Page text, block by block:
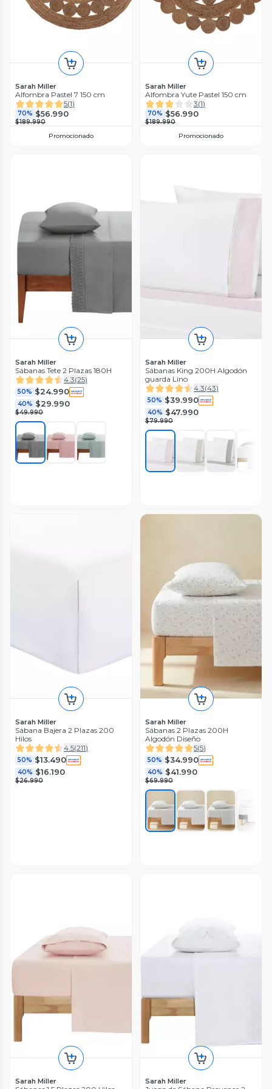
Sarah Miller
Alfombra Pastel 7 150 cm
5(1)
70% $56.990
$189.990
Promocionado
Sarah Miller
Alfombra Yute Pastel 150 cm
3(1)
70% $56.990
$189.990
Promocionado
Sarah Miller
Sábanas Tete 2 Plazas 180H
4.3(25)
50% $24.990
40% $29.990
$49.990
Sarah Miller
Sábanas King 200H Algodón
guarda Lino
4.3(43)
50% $39.990
40% $47.990
$79.990
Sarah Miller
Sábana Bajera 2 Plazas 200
Hilos
4.5(211)
50% $13.490
40% $16.190
$26.990
Sarah Miller
Sábanas 2 Plazas 200H
Algodón Diseño
5(5)
50% $34.990
40% $41.990
$69.990
Sarah Miller Sarah Miller